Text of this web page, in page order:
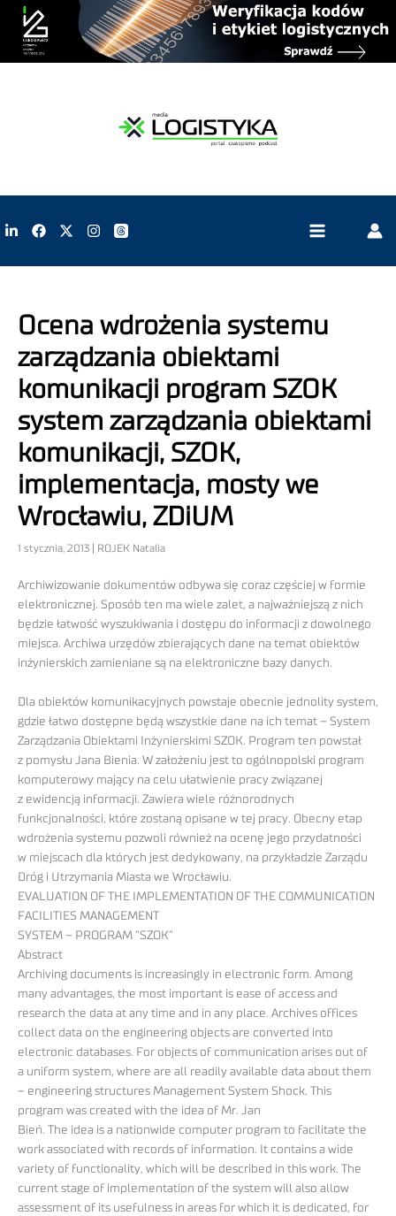
Ocena wdrożenia systemu
zarządzania obiektami
komunikacji program SZOK
system zarządzania obiektami
komunikacji, SZOK,
implementacja, mosty we
Wrocławiu, ZDiUM
1 stycznia, 2013 | ROJEK Natalia
Archiwizowanie dokumentów odbywa się coraz częściej w formie
elektronicznej. Sposób ten ma wiele zalet, a najważniejszą z nich
będzie łatwość wyszukiwania i dostępu do informacji z dowolnego
miejsca. Archiwa urzędów zbierających dane na temat obiektów
inżynierskich zamieniane są na elektroniczne bazy danych.
Dla obiektów komunikacyjnych powstaje obecnie jednolity system,
gdzie łatwo dostępne będą wszystkie dane na ich temat – System
Zarządzania Obiektami Inżynierskimi SZOK. Program ten powstał
z pomysłu Jana Bienia. W założeniu jest to ogólnopolski program
komputerowy mający na celu ułatwienie pracy związanej
z ewidencją informacji. Zawiera wiele różnorodnych
funkcjonalności, które zostaną opisane w tej pracy. Obecny etap
wdrożenia systemu pozwoli również na ocenę jego przydatności
w miejscach dla których jest dedykowany, na przykładzie Zarządu
Dróg i Utrzymania Miasta we Wrocławiu.
EVALUATION OF THE IMPLEMENTATION OF THE COMMUNICATION
FACILITIES MANAGEMENT
SYSTEM – PROGRAM ”SZOK”
Abstract
Archiving documents is increasingly in electronic form. Among
many advantages, the most important is ease of access and
research the data at any time and in any place. Archives offices
collect data on the engineering objects are converted into
electronic databases. For objects of communication arises out of
a uniform system, where are all readily available data about them
– engineering structures Management System Shock. This
program was created with the idea of Mr. Jan
Bień. The idea is a nationwide computer program to facilitate the
work associated with records of information. It contains a wide
variety of functionality, which will be described in this work. The
current stage of implementation of the system will also allow
assessment of its usefulness in areas for which it is dedicated, for